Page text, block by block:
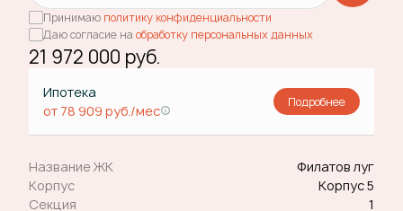
Принимаю политику конфиденциальности
Даю согласие на обработку персональных данных
21 972 000 руб.
Ипотека
от 78 909 руб./мес
Подробнее
Название ЖК
Филатов луг
Корпус
Корпус 5
Секция
1